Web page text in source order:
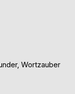
Wortzauber